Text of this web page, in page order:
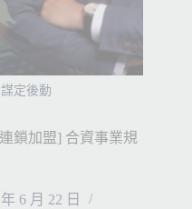
定後動
鎖加盟] 合資事業規
6 月 22 日